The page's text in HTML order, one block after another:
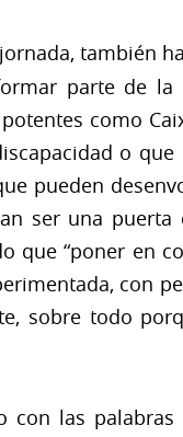
también
parte de
como
o
pueden
ser una
que “poner en
con
sobre todo
con las palabras